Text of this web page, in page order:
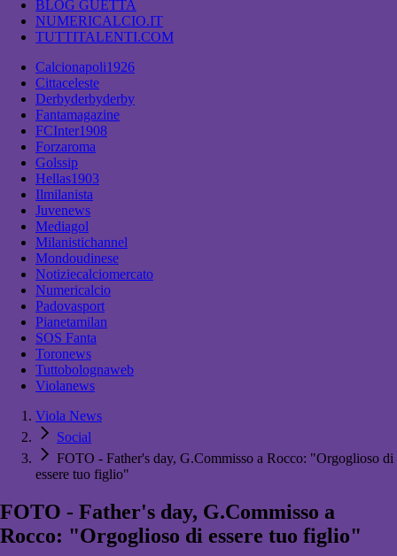
BLOG GUETTA
NUMERICALCIO.IT
TUTTITALENTI.COM
Calcionapoli1926
Cittaceleste
Derbyderbyderby
Fantamagazine
FCInter1908
Forzaroma
Golssip
Hellas1903
Ilmilanista
Juvenews
Mediagol
Milanistichannel
Mondoudinese
Notiziecalciomercato
Numericalcio
Padovasport
Pianetamilan
SOS Fanta
Toronews
Tuttobolognaweb
Violanews
Viola News
Social
FOTO - Father's day, G.Commisso a Rocco: "Orgoglioso di
essere tuo figlio"
FOTO - Father's day, G.Commisso a
Rocco: "Orgoglioso di essere tuo figlio"